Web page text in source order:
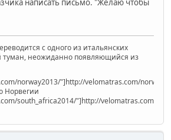
с одного из итальянских
туман, неожиданно появляющийся из
norway2013/"]http://velomatras.com/
Норвегии
south_africa2014/"]http://velomatras.com/